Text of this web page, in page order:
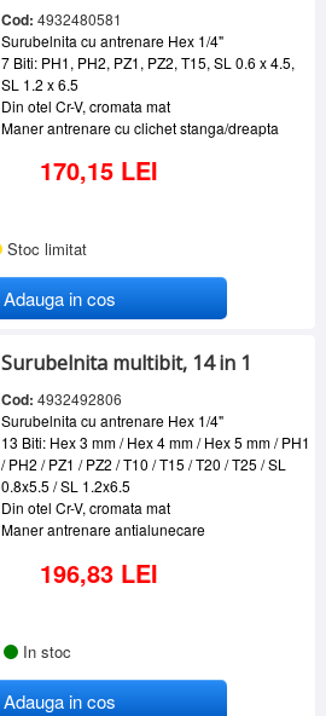
Cod: 4932480581
Surubelnita cu antrenare Hex 1/4"
7 Biti: PH1, PH2, PZ1, PZ2, T15, SL 0.6 x 4.5,
SL 1.2 x 6.5
Din otel Cr-V, cromata mat
Maner antrenare cu clichet stanga/dreapta
170,15 LEI
Stoc limitat
Adauga in cos
Surubelnita multibit, 14 in 1
Cod: 4932492806
Surubelnita cu antrenare Hex 1/4"
13 Biti: Hex 3 mm / Hex 4 mm / Hex 5 mm / PH1
/ PH2 / PZ1 / PZ2 / T10 / T15 / T20 / T25 / SL
0.8x5.5 / SL 1.2x6.5
Din otel Cr-V, cromata mat
Maner antrenare antialunecare
196,83 LEI
In stoc
Adauga in cos